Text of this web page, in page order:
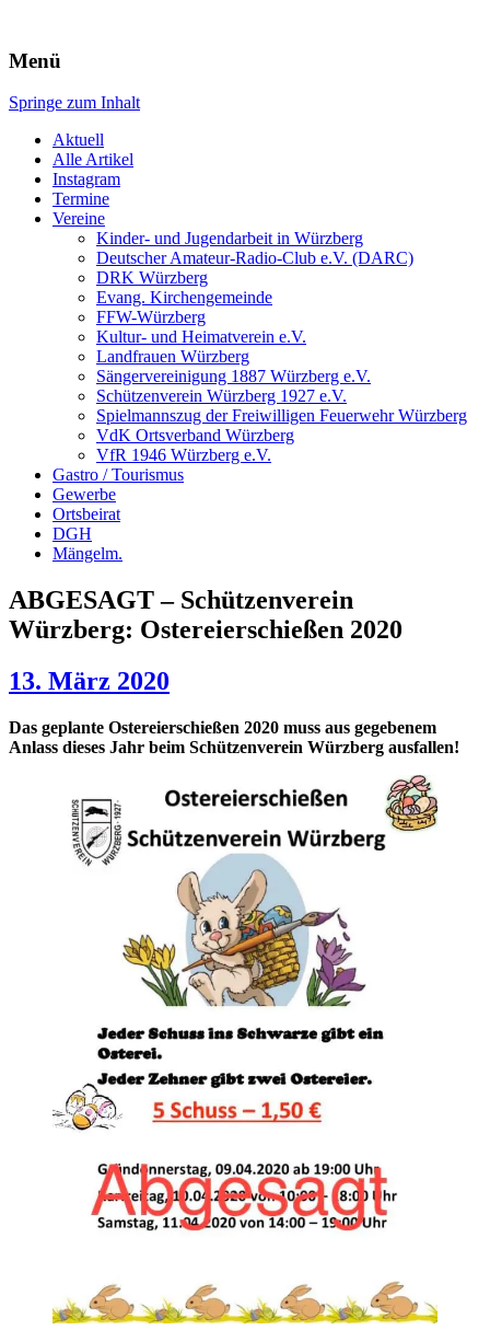
Würzberg.info
Suchen
Menü
Springe zum Inhalt
Aktuell
Alle Artikel
Instagram
Termine
Vereine
Kinder- und Jugendarbeit in Würzberg
Deutscher Amateur-Radio-Club e.V. (DARC)
DRK Würzberg
Evang. Kirchengemeinde
FFW-Würzberg
Kultur- und Heimatverein e.V.
Landfrauen Würzberg
Sängervereinigung 1887 Würzberg e.V.
Schützenverein Würzberg 1927 e.V.
Spielmannszug der Freiwilligen Feuerwehr Würzberg
VdK Ortsverband Würzberg
VfR 1946 Würzberg e.V.
Gastro / Tourismus
Gewerbe
Ortsbeirat
DGH
Mängelm.
ABGESAGT – Schützenverein
Würzberg: Ostereierschießen 2020
13. März 2020
Das geplante Ostereierschießen 2020 muss aus gegebenem
Anlass dieses Jahr beim Schützenverein Würzberg ausfallen!